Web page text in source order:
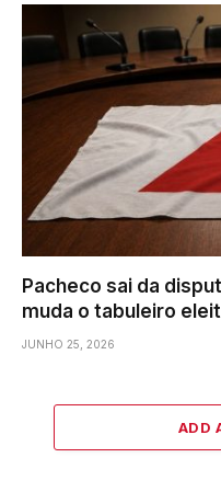
Pacheco sai da
muda o tabuleiro
JUNHO 25, 2026
ADD